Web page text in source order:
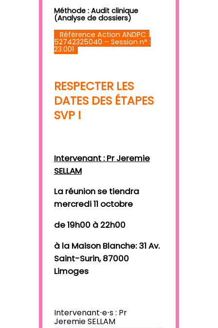
Méthode : Audit clinique
(Analyse de dossiers)
Référence Action ANDPC :
52742325040 – Session n° :
23.001
RESPECTER LES
DATES DES ÉTAPES
SVP !
Intervenant : Pr Jeremie
SELLAM
La réunion se tiendra
mercredi 11 octobre
de 19h00 à 22h00
à la Maison Blanche:31 Av.
Saint-Surin, 87000
Limoges
Intervenant⋅e⋅s : Pr
Jeremie SELLAM